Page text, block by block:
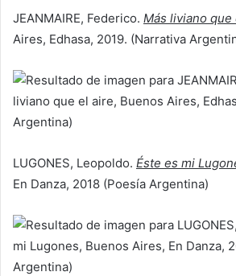
JEANMAIRE, Federico. Más liviano que
Aires, Edhasa, 2019. (Narrativa
LUGONES, Leopoldo. Éste es mi
En Danza, 2018 (Poesía Argentina)